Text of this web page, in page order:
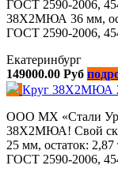
ГОСТ 2590-2006,
38Х2МЮА 36 мм,
ГОСТ 2590-2006,
Екатеринбург
149000.00 Руб
Круг 38Х2МЮА
ООО МХ «Стали
38Х2МЮА! Свой
25 мм, остаток:
ГОСТ 2590-2006,